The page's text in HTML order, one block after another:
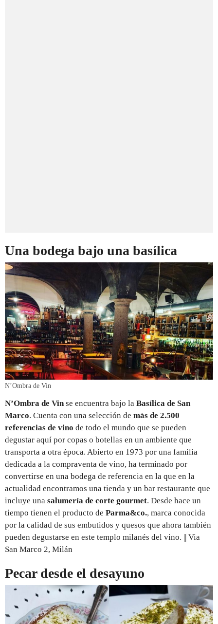
Una bodega bajo una basílica
N’Ombra de Vin
N’Ombra de Vinse encuentra bajo la Basílica de San
Marco. Cuenta con una selección de más de 2.500
referencias de vino de todo el mundo que se pueden
degustar aquí por copas o botellas en un ambiente que
transporta a otra época. Abierto en 1973 por una familia
dedicada a la compraventa de vino, ha terminado por
convertirse en una bodega de referencia en la que en la
actualidad encontramos una tienda y un bar restaurante que
incluye una salumería de corte gourmet. Desde hace un
tiempo tienen el producto de Parma&co., marca conocida
por la calidad de sus embutidos y quesos que ahora también
pueden degustarse en este templo milanés del vino. || Via
San Marco 2, Milán
Pecar desde el desayuno